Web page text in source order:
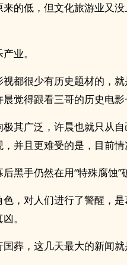
的低，但文化旅游业又
业。
都很少有历史题材的，
觉得跟看三哥的历史电影
其广泛，许晨也就只从
并且更难受的是，目前情
黑手仍然在用“特殊腐蚀”
，对人们进行了警醒，
。
葬，这几天最大的新闻就